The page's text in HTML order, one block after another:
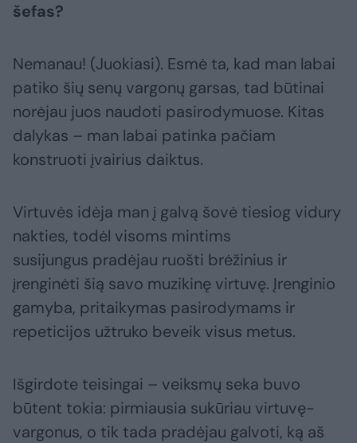
šefas?
Nemanau! (Juokiasi). Esmė ta, kad man labai
patiko šių senų vargonų garsas, tad būtinai
norėjau juos naudoti pasirodymuose. Kitas
dalykas – man labai patinka pačiam
konstruoti įvairius daiktus.
Virtuvės idėja man į galvą šovė tiesiog vidury
nakties, todėl visoms mintims
susijungus pradėjau ruošti brėžinius ir
įrenginėti šią savo muzikinę virtuvę. Įrenginio
gamyba, pritaikymas pasirodymams ir
repeticijos užtruko beveik visus metus.
Išgirdote teisingai – veiksmų seka buvo
būtent tokia: pirmiausia sukūriau virtuvę-
vargonus, o tik tada pradėjau galvoti, ką aš